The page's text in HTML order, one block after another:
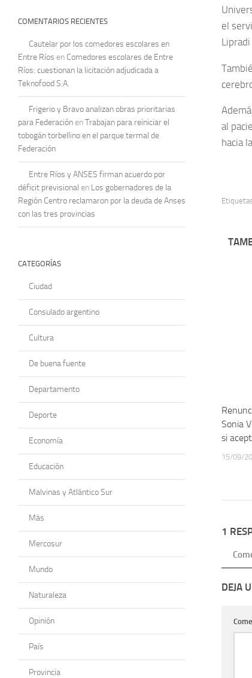
el
Lipradi
al
hacia
Sonia
si
15/09/
1
DEJA
COMENTARIOS RECIENTES
Cautelar por los comedores escolares en
Entre Ríos en Comedores escolares de Entre
Ríos: cuestionan la licitación adjudicada a
Teknofood S.A.
Frigerio y Bravo analizan obras prioritarias
para Federación enTrabajan para reiniciar el
tobogán torbellino en el parque termal de
Federación
Entre Ríos y ANSES firman acuerdo por
déficit previsional en Los gobernadores de la
Región Centro reclamaron por la deuda de Anses
con las tres provincias
CATEGORÍAS
Ciudad
Consulado argentino
Cultura
De buena fuente
Departamento
Deporte
Economía
Educación
Malvinas y Atlántico Sur
Más
Mercosur
Mundo
Naturaleza
Opinión
País
Provincia